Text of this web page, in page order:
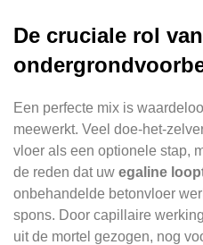
De cruciale rol
Een perfecte mix is
meewerkt. Veel doe-het-
vloer als een optionele stap,
de reden dat uw egaline
onbehandelde betonvloer
spons. Door capillaire
uit de mortel gezogen, nog